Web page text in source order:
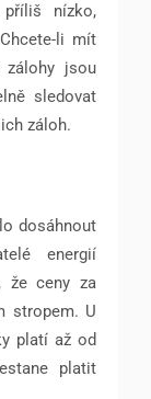
nízko,
li mít
jsou
sledovat
záloh.
dosáhnout
energií
že ceny za
stropem. U
platí až od
platit